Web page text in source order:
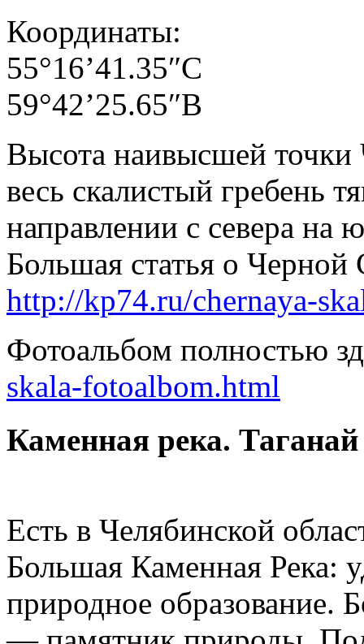
Координаты:
55°16’41.35″С
59°42’25.65″В
Высота наивысшей точки
весь скалистый гребень
направлении с севера на
Большая статья о Черной
http://kp74.ru/chernaya-
Фотоальбом полностью
skala-fotoalbom.html
Каменная река. Таганай
Есть в Челябинской
Большая Каменная Река:
природное образование.